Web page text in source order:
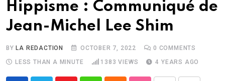
Hippisme : Communiqué de
Jean-Michel Lee Shim
BYLA REDACTION OCTOBER 7, 2022 0 COMMENTS
LESS THAN A MINUTE
1383 VIEWS 4 YEARS AGO